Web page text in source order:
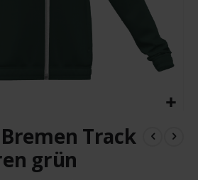
Bremen Track
grün